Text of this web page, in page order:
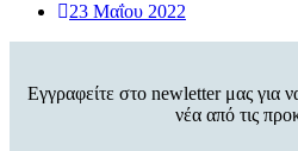
23 Μαΐου 2022
Εγγραφείτε στο newletter μας για
νέα από τις